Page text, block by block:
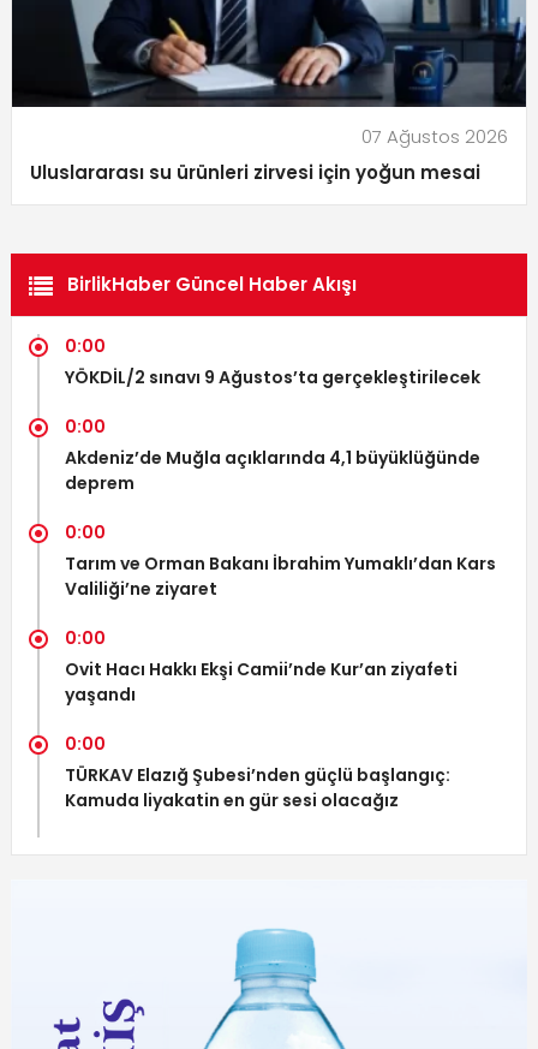
07 Ağustos 2026
Uluslararası su ürünleri zirvesi için yoğun mesai
BirlikHaber Güncel Haber Akışı
0:00
YÖKDİL/2 sınavı 9 Ağustos’ta gerçekleştirilecek
0:00
Akdeniz’de Muğla açıklarında 4,1 büyüklüğünde
deprem
0:00
Tarım ve Orman Bakanı İbrahim Yumaklı’dan Kars
Valiliği’ne ziyaret
0:00
Ovit Hacı Hakkı Ekşi Camii’nde Kur’an ziyafeti
yaşandı
0:00
TÜRKAV Elazığ Şubesi’nden güçlü başlangıç:
Kamuda liyakatin en gür sesi olacağız